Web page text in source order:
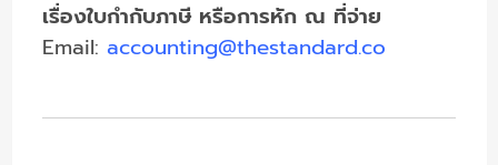
เรื่องใบกำกับภาษี หรือการหัก ณ ที่จ่าย
Email: accounting@thestandard.co